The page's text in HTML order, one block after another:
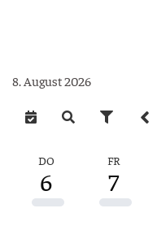
8. August 2026
DO
6
FR
7